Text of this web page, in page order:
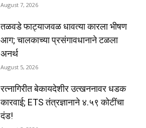
August 7, 2026
तळवडे फाट्याजवळ धावत्या कारला भीषण
आग; चालकाच्या प्रसंगावधानाने टळला
अनर्थ
August 5, 2026
रत्नागिरीत बेकायदेशीर उत्खननावर धडक
कारवाई; ETS तंत्रज्ञानाने ४.५९ कोटींचा
दंड!